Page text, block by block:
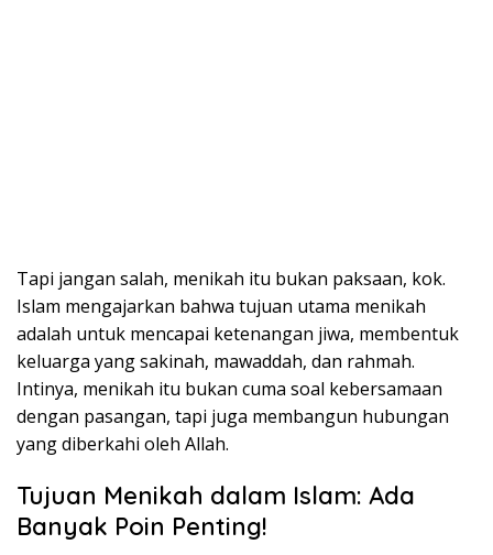
Tapi jangan salah, menikah itu bukan paksaan, kok.
Islam mengajarkan bahwa tujuan utama menikah
adalah untuk mencapai ketenangan jiwa, membentuk
keluarga yang sakinah, mawaddah, dan rahmah.
Intinya, menikah itu bukan cuma soal kebersamaan
dengan pasangan, tapi juga membangun hubungan
yang diberkahi oleh Allah.
Tujuan Menikah dalam Islam: Ada
Banyak Poin Penting!